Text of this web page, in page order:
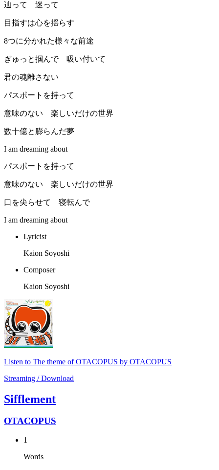
辿って 迷って
目指すは心を揺らす
8つに分かれた様々な前途
ぎゅっと掴んで 吸い付いて
君の魂離さない
パスポートを持って
意味のない 楽しいだけの世界
数十億と膨らんだ夢
I am dreaming about
パスポートを持って
意味のない 楽しいだけの世界
口を尖らせて 寝転んで
I am dreaming about
Lyricist
Kaion Soyoshi
Composer
Kaion Soyoshi
Listen to The theme of OTACOPUS by OTACOPUS
Streaming / Download
Sifflement
OTACOPUS
1
Words